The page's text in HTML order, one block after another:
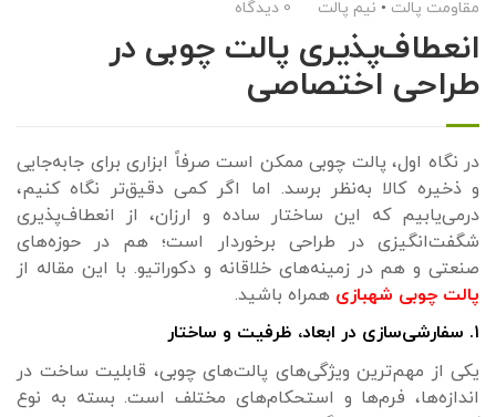
مقاومت پالت • نیم پالت 0 دیدگاه
انعطاف‌پذیری پالت چوبی در
طراحی اختصاصی
در نگاه اول، پالت چوبی ممکن است صرفاً ابزاری برای جابه‌جایی
و ذخیره کالا به‌نظر برسد. اما اگر کمی دقیق‌تر نگاه کنیم،
درمی‌یابیم که این ساختار ساده و ارزان، از انعطاف‌پذیری
شگفت‌انگیزی در طراحی برخوردار است؛ هم در حوزه‌های
صنعتی و هم در زمینه‌های خلاقانه و دکوراتیو. با این مقاله از
پالت چوبی شهبازی همراه باشید.
۱. سفارشی‌سازی در ابعاد، ظرفیت و ساختار
یکی از مهم‌ترین ویژگی‌های پالت‌های چوبی، قابلیت ساخت در
اندازه‌ها، فرم‌ها و استحکام‌های مختلف است. بسته به نوع